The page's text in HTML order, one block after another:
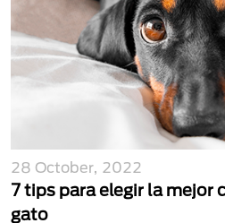
28 October, 2022
7 tips para elegir la mejor
gato